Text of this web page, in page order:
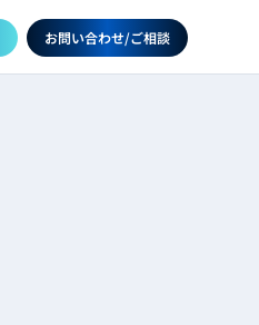
お問い合わせ/ご相談